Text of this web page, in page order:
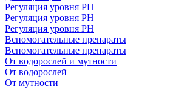
Регуляция уровня РН
Регуляция уровня РН
Регуляция уровня PH
Вспомогательные препараты
Вспомогательные препараты
От водорослей и мутности
От водорослей
От мутности